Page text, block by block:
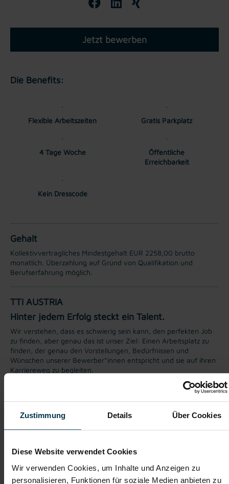
Zustimmung Details Über Cookies
Diese Website verwendet Cookies
Wir verwenden Cookies, um Inhalte und Anzeigen zu
personalisieren, Funktionen für soziale Medien anbieten zu
Jetzt bewerben
Die Benefits:
Flexible Arbeitszeiten Gratis Parkplatz
4 Tage Woche
Öffentliche
Erreichbarkeit
Kein Dresscode
Gehalt
Kollektivvertragliches Mindestgehalt EUR 2258,00 brutto
monatlich. Überzahlung auf Grund von Qualifikation und
Berufserfahrung möglich.
TTI AUSTRIA
Hinter jedem Erfolg steckt ein Talent.
Wir verstehen, dass es schwierig sein kann, den perfekten Job
zu finden, aber genau das ist unser Ziel: Einen Arbeitsplatz zu
finden, der genau den Vorstellungen, Bedürfnissen und
Wünschen unserer Bewerber*innen entspricht und sie auf ihren
Karriereweg zu begleiten.
Mit nur einer Bewerbung bekommt man bei uns Zugang zu
uns auf ein Kennenlernen!
Karriere-Coaching mit der
besten Jobberatung
Zahlreiche Stellenangebote
in der regionalen Wirtschaft
mit nur 1 Bewerbung